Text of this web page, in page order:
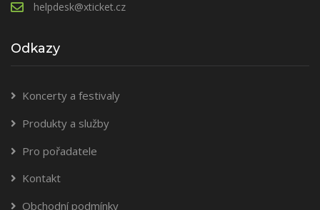
helpdesk@xticket.cz
Odkazy
Koncerty a festivaly
Produkty a služby
Pro pořadatele
Kontakt
Obchodní podmínky